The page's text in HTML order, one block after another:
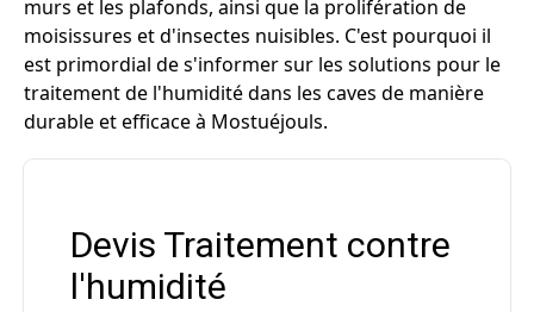
murs et les plafonds, ainsi que la prolifération de
moisissures et d'insectes nuisibles. C'est pourquoi il
est primordial de s'informer sur les solutions pour le
traitement de l'humidité dans les caves de manière
durable et efficace à Mostuéjouls.
Devis Traitement contre
l'humidité